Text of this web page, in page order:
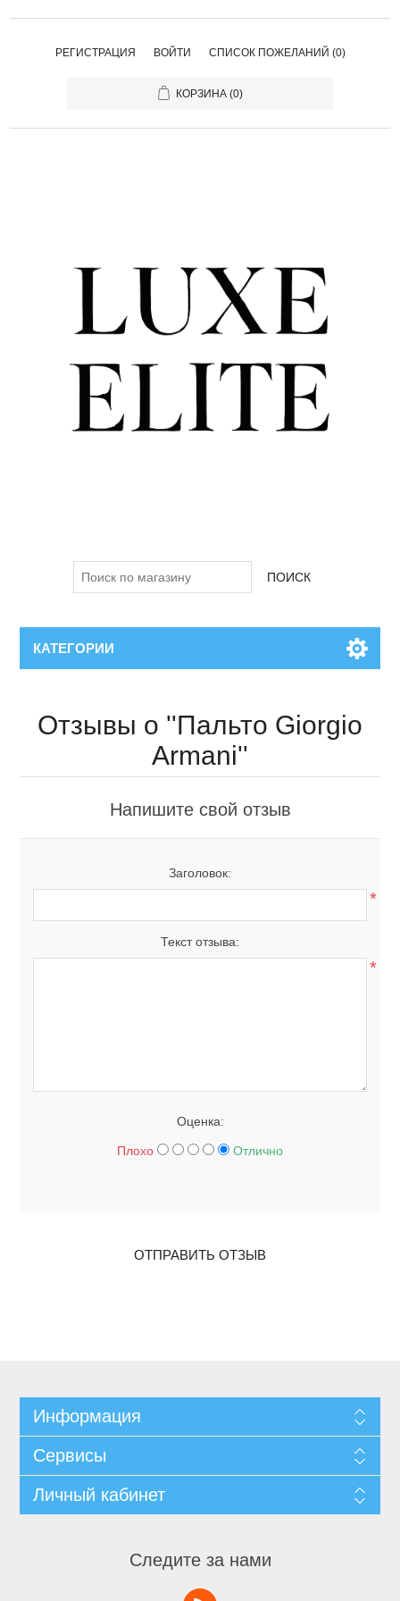
РЕГИСТРАЦИЯ ВОЙТИ СПИСОК ПОЖЕЛАНИЙ (0)
КОРЗИНА (0)
ПОИСК
КАТЕГОРИИ
Отзывы о
Пальто Giorgio
Armani
Напишите свой отзыв
Заголовок:
*
Текст отзыва:
*
Оценка:
Плохо Отлично
ОТПРАВИТЬ ОТЗЫВ
Информация
Сервисы
Личный кабинет
Следите за нами